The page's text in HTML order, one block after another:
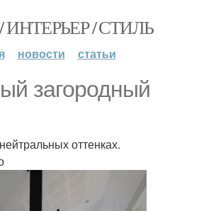
/ СТИЛЬ
новости статьи
загородный
оттенках.